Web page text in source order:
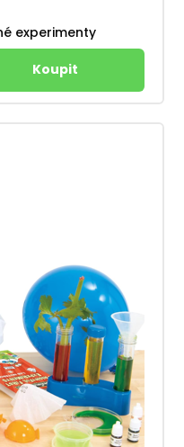
experimenty